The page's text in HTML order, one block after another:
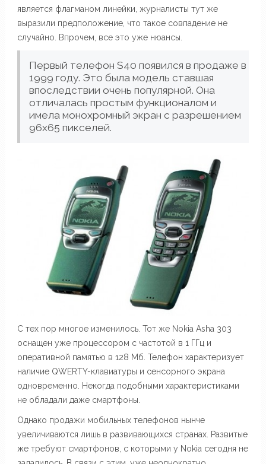
является флагманом линейки, журналисты тут же
выразили предположение, что такое совпадение не
случайно. Впрочем, все это уже нюансы.
Первый телефон S40 появился в продаже в
1999 году. Это была модель ставшая
впоследствии очень популярной. Она
отличалась простым функционалом и
имела монохромный экран с разрешением
96х65 пикселей.
С тех пор многое изменилось. Тот же Nokia Asha 303
оснащен уже процессором с частотой в 1 ГГц и
оперативной памятью в 128 Мб. Телефон характеризует
наличие QWERTY-клавиатуры и сенсорного экрана
одновременно. Некогда подобными характеристиками
не обладали даже смартфоны.
Однако продажи мобильных телефонов нынче
увеличиваются лишь в развивающихся странах. Развитые
же требуют смартфонов, с которыми у Nokia сегодня не